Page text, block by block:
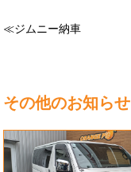
≪ジムニー納車
その他のお知らせ